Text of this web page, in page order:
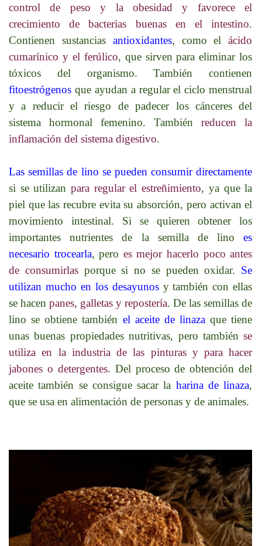
control de peso y la obesidad y favorece el
crecimiento de bacterias buenas en el intestino.
Contienen sustancias antioxidantes, como elácido
cumarínico y el ferúlico, que sirven para eliminar los
tóxicos del organismo. También contienen
fitoestrógenos que ayudan a regular el ciclo menstrual
y a reducir el riesgo de padecer los cánceres del
sistema hormonal femenino. Tambiénreducen la
inflamación del sistema digestivo.
Las semillas de lino se pueden consumir directamente
si se utilizanpara regular el estreñimiento, ya que la
piel que las recubre evita su absorción, pero activan el
movimiento intestinal. Si se quieren obtener los
importantes nutrientes de la semilla de linoes
necesario trocearla, pero es mejor hacerlo poco antes
de consumirlas porque si no se pueden oxidar. Se
utilizan mucho en los desayunosy también con ellas
se hacenpanes, galletas y repostería. De las semillas de
lino se obtiene también el aceite de linaza que tiene
unas buenas propiedades nutritivas, pero tambiénse
utiliza en la industria de las pinturas y para hacer
jabones o detergentes. Del proceso de obtención del
aceite también se consigue sacar la harina de linaza,
que se usa en alimentación de personas y de animales.